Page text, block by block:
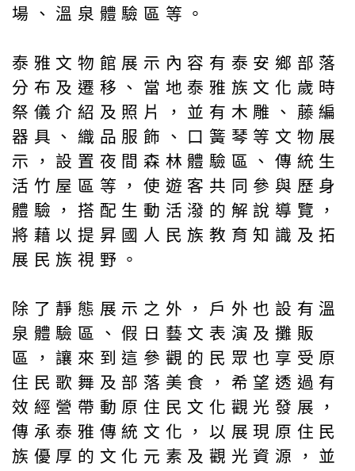
場、溫泉體驗區等。
泰雅文物館展示內容有泰安鄉部落
分布及遷移、當地泰雅族文化歲時
祭儀介紹及照片，並有木雕、藤編
器具、織品服飾、口簧琴等文物展
示，設置夜間森林體驗區、傳統生
活竹屋區等，使遊客共同參與歷身
體驗，搭配生動活潑的解說導覽，
將藉以提昇國人民族教育知識及拓
展民族視野。
除了靜態展示之外，戶外也設有溫
泉體驗區、假日藝文表演及攤販
區，讓來到這參觀的民眾也享受原
住民歌舞及部落美食，希望透過有
效經營帶動原住民文化觀光發展，
傳承泰雅傳統文化，以展現原住民
族優厚的文化元素及觀光資源，並